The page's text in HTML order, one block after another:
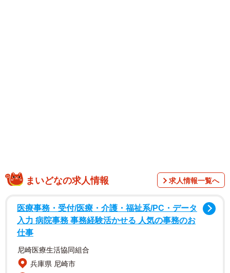
調査は、全国の20〜59歳の既婚男女3000人（10歳刻みで男
ターネットで実施されました。
まいどなの求人情報 求人情報一覧へ
医療事務・受付/医療・介護・福祉系/PC・データ
入力 病院事務 事務経験活かせる 人気の事務のお
仕事
尼崎医療生活協同組合
兵庫県 尼崎市